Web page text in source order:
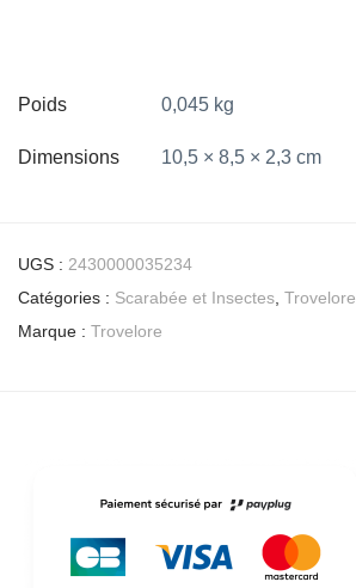
Poids 0,045 kg
Dimensions 10,5 × 8,5 × 2,3 cm
UGS : 2430000035234
Catégories : Scarabée et Insectes Trovelore
Marque : Trovelore